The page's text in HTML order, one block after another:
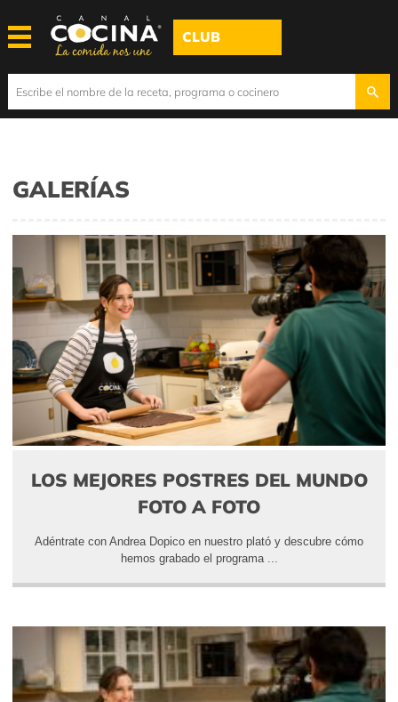
CLUB
GALERÍAS
LOS MEJORES POSTRES DEL MUNDO
FOTO A FOTO
Adéntrate con Andrea Dopico en nuestro plató y descubre cómo
hemos grabado el programa ...